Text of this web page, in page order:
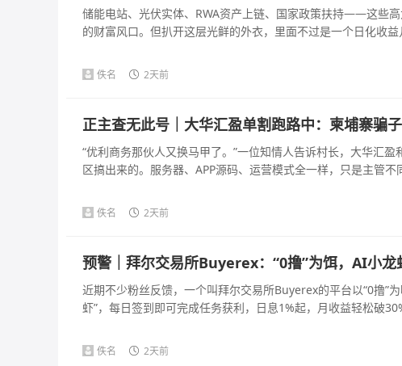
储能电站、光伏实体、RWA资产上链、国家政策扶持——这些
的财富风口。但扒开这层光鲜的外衣，里面不过是一个日化收
佚名 2天前
正主查无此号｜大华汇盈单割跑路中：柬埔寨骗
“优利商务那伙人又换马甲了。”一位知情人告诉村长，大华汇
区搞出来的。服务器、APP源码、运营模式全一样，只是主管不
佚名 2天前
预警｜拜尔交易所Buyerex：“0撸”为饵，AI小龙
近期不少粉丝反馈，一个叫拜尔交易所Buyerex的平台以“0撸”
虾”，每日签到即可完成任务获利，日息1%起，月收益轻松破
佚名 2天前